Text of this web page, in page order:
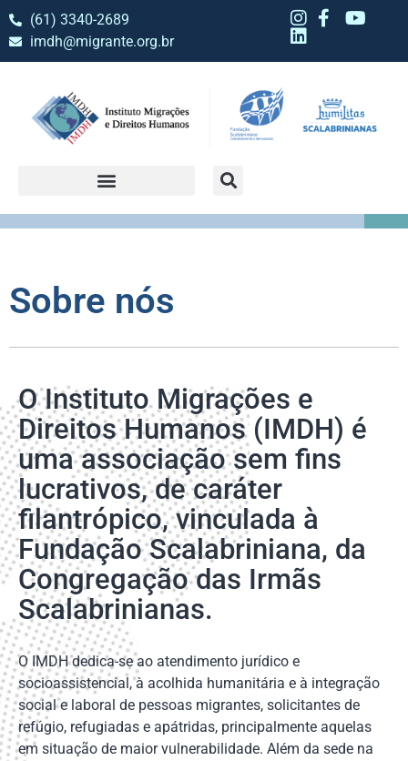
(61) 3340-2689
imdh@migrante.org.br
Sobre nós
O Instituto Migrações e
Direitos Humanos (IMDH) é
uma associação sem fins
lucrativos, de caráter
filantrópico, vinculada à
Fundação Scalabriniana, da
Congregação das Irmãs
Scalabrinianas.
O IMDH dedica-se ao atendimento jurídico e
socioassistencial, à acolhida humanitária e à integração
social e laboral de pessoas migrantes, solicitantes de
refúgio, refugiadas e apátridas, principalmente aquelas
em situação de maior vulnerabilidade. Além da sede na